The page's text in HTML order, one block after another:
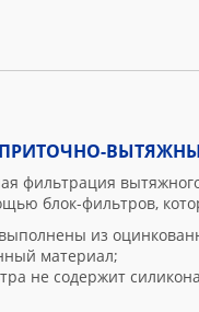
ПРИТОЧНО-
фильтрация
блок-фильтров,
из
материал;
не содержит